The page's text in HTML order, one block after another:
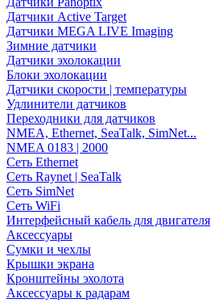
Датчики Active Target
Датчики MEGA LIVE Imaging
Зимние датчики
Датчики эхолокации
Блоки эхолокации
Датчики скорости | температуры
Удлинители датчиков
Переходники для датчиков
NMEA, Ethernet, SeaTalk, SimNet...
NMEA 0183 | 2000
Сеть Ethernet
Сеть Raynet | SeaTalk
Сеть SimNet
Сеть WiFi
Интерфейсный кабель для двигателя
Аксессуары
Сумки и чехлы
Крышки экрана
Кронштейны эхолота
Аксессуары к радарам